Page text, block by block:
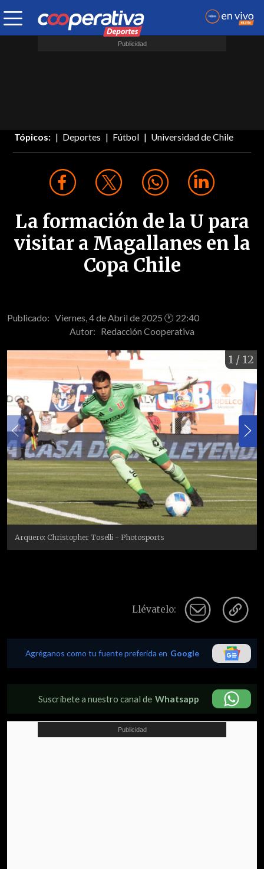
Tópicos: Deportes Fútbol Universidad de Chile
La formación de la U para
visitar a Magallanes en la
Copa Chile
Publicado: Viernes, 4 de Abril de 2025 🕐 22:40
Autor: Redacción Cooperativa
1 / 12
Arquero: Christopher Toselli - Photosports
Llévatelo:
Agréganos como tu fuente preferida en Google
Suscríbete a nuestro canal de Whatsapp